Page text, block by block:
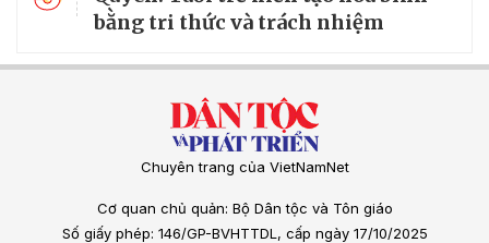
bằng tri thức và trách nhiệm
Chuyên trang của VietNamNet
Cơ quan chủ quản: Bộ Dân tộc và Tôn giáo
Số giấy phép: 146/GP-BVHTTDL, cấp ngày 17/10/2025